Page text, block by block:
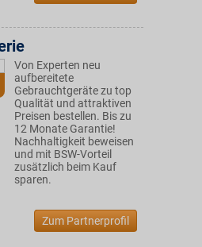
Von Experten neu
aufbereitete
Gebrauchtgeräte zu top
Qualität und attraktiven
Preisen bestellen. Bis zu
12 Monate Garantie!
Nachhaltigkeit beweisen
und mit BSW-Vorteil
zusätzlich beim Kauf
sparen.
Zum Partnerprofil